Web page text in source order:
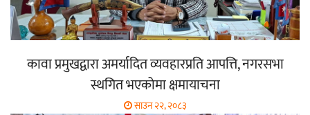
कावा प्रमुखद्वारा अमर्यादित व्यवहारप्रति आपत्ति, नगरसभा
स्थगित भएकोमा क्षमायाचना
साउन २२, २०८३